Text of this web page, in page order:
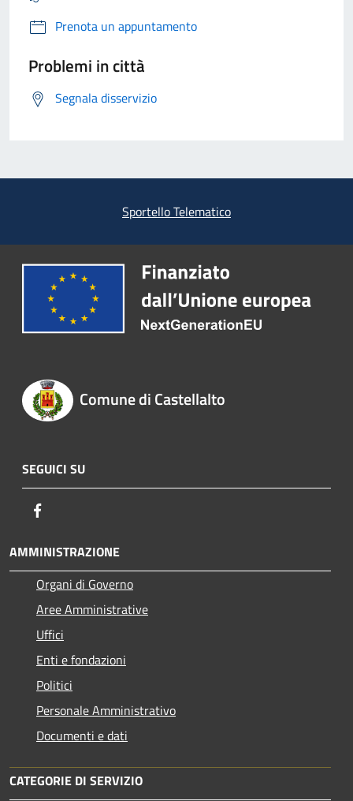
Prenota un appuntamento
Problemi in città
Segnala disservizio
Sportello Telematico
Comune di Castellalto
SEGUICI SU
AMMINISTRAZIONE
Organi di Governo
Aree Amministrative
Uffici
Enti e fondazioni
Politici
Personale Amministrativo
Documenti e dati
CATEGORIE DI SERVIZIO